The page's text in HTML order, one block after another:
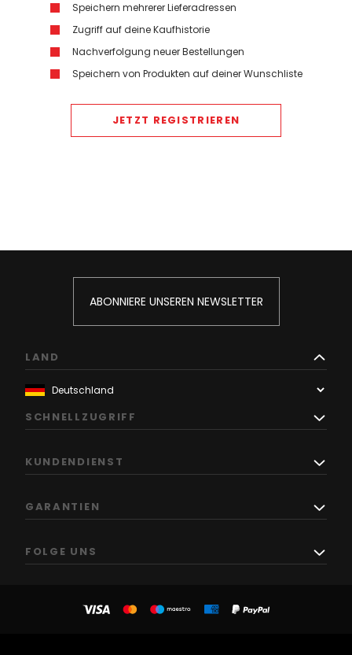
Speichern mehrerer Lieferadressen
Zugriff auf deine Kaufhistorie
Nachverfolgung neuer Bestellungen
Speichern von Produkten auf deiner Wunschliste
JETZT REGISTRIEREN
ABONNIERE UNSEREN NEWSLETTER
LAND
SCHNELLZUGRIFF
KUNDENDIENST
GARANTIEN
FOLGE UNS